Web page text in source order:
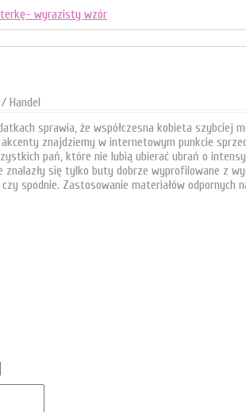
wyrazisty wzór
Handel
sprawia, że współczesna kobieta
akcenty znajdziemy w internetowym punkcie
pań, które nie lubią ubierać ubrań o
znalazły się tylko buty dobrze wyprofilowane z
spodnie. Zastosowanie materiałów